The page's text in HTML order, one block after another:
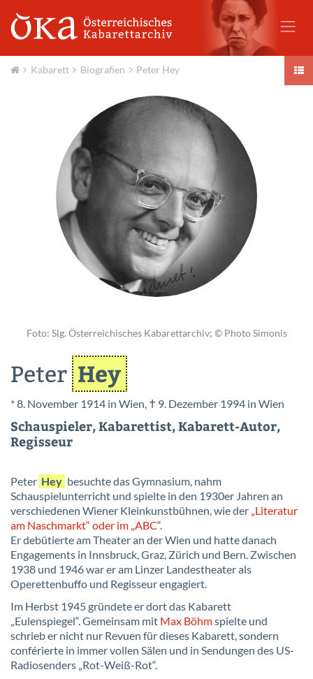
Kabarett Biografien Peter Hey
Foto: Slg. Österreichisches Kabarettarchiv; © Photo Simonis
Peter Hey
* 8. November 1914 in Wien, † 9. Dezember 1994 in Wien
Schauspieler, Kabarettist, Kabarett-Autor,
Regisseur
Peter Hey besuchte das Gymnasium, nahm
Schauspielunterricht und spielte in den 1930er Jahren an
verschiedenen Wiener Kleinkunstbühnen, wie der „Literatur
am Naschmarkt“ oder im „ABC“.
Er debütierte am Theater an der Wien und hatte danach
Engagements in Innsbruck, Graz, Zürich und Bern. Zwischen
1938 und 1946 war er am Linzer Landestheater als
Operettenbuffo und Regisseur engagiert.
Im Herbst 1945 gründete er dort das Kabarett
„Eulenspiegel“. Gemeinsam mit Max Böhmspielte und
schrieb er nicht nur Revuen für dieses Kabarett, sondern
conférierte in immer vollen Sälen und in Sendungen des US-
Radiosenders „Rot-Weiß-Rot“.